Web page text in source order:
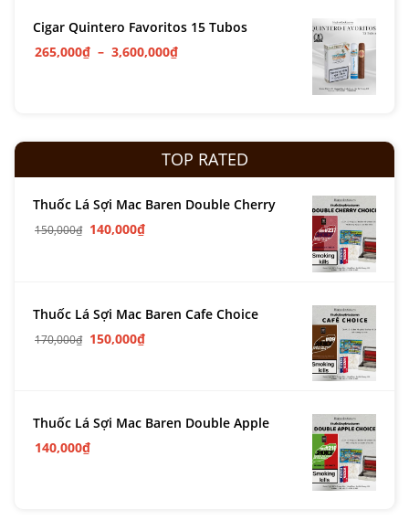
Cigar Quintero Favoritos 15 Tubos
265,000₫ – 3,600,000₫
TOP RATED
Thuốc Lá Sợi Mac Baren Double Cherry
150,000₫ 140,000₫
Thuốc Lá Sợi Mac Baren Cafe Choice
170,000₫ 150,000₫
Thuốc Lá Sợi Mac Baren Double Apple
140,000₫